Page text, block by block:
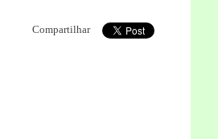
Compartilhar